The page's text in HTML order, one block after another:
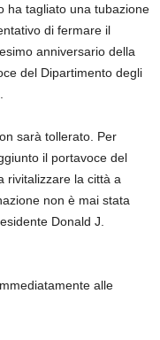
ha tagliato una tubazione
di fermare il
anniversario della
del Dipartimento degli
sarà tollerato. Per
il portavoce del
rivitalizzare la città a
non è mai stata
Donald J.
alle